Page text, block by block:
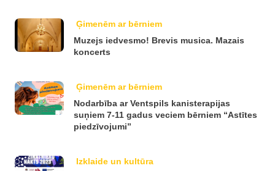
Ģimenēm ar bērniem
Muzejs iedvesmo! Brevis musica. Mazais
koncerts
Ģimenēm ar bērniem
Nodarbība ar Ventspils kanisterapijas
suņiem 7-11 gadus veciem bērniem “Astītes
piedzīvojumi”
Izklaide un kultūra